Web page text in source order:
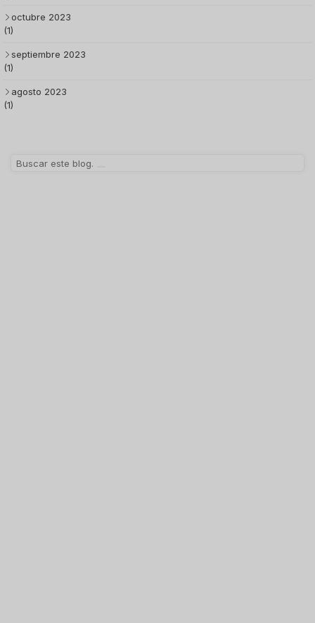
octubre 2023
(1)
septiembre 2023
(1)
agosto 2023
(1)